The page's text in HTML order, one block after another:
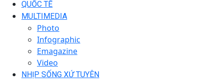
QUỐC TẾ
MULTIMEDIA
Photo
Infographic
Emagazine
Video
NHỊP SỐNG XỨ TUYÊN